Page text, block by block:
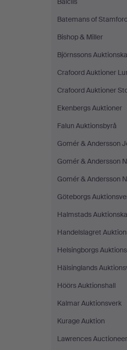
Batemans of
Bishop & Miller
Björnssons
Crafoord Auktioner
Crafoord Auktioner
Ekenbergs Auktioner
Falun Auktionsbyrå
Gomér & Andersson
Gomér & Andersson
Gomér & Andersson
Göteborgs
Halmstads
Handelslagret
Helsingborgs
Hälsinglands
Höörs Auktionshall
Kalmar Auktionsverk
Kurage Auktion
Lawrences